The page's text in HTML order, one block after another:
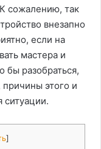
сожалению, так
внезапно
если на
мастера и
бы разобраться,
этого и
ситуации.
]